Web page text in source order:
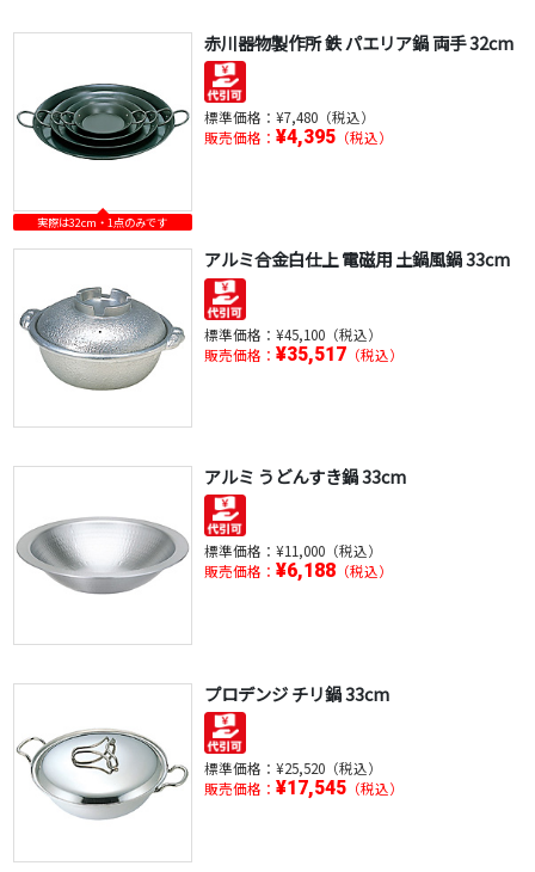
実際は32cm・1点のみです
赤川器物製作所 鉄 パエリア鍋 両手 32cm
標準価格： ¥7,480（税込）
販売価格： ¥4,395（税込）
アルミ合金白仕上 電磁用 土鍋風鍋 33cm
標準価格： ¥45,100（税込）
販売価格： ¥35,517（税込）
アルミ うどんすき鍋 33cm
標準価格： ¥11,000（税込）
販売価格： ¥6,188（税込）
プロデンジ チリ鍋 33cm
標準価格： ¥25,520（税込）
販売価格： ¥17,545（税込）